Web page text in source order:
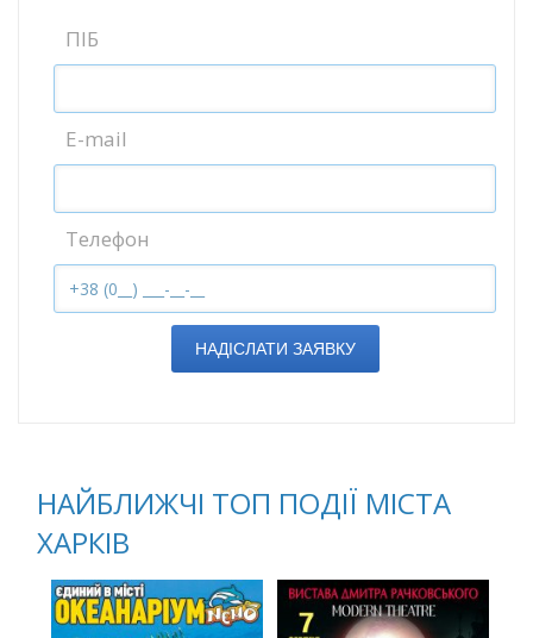
ПІБ
E-mail
Телефон
НАДІСЛАТИ ЗАЯВКУ
НАЙБЛИЖЧІ ТОП ПОДІЇ МІСТА
ХАРКІВ